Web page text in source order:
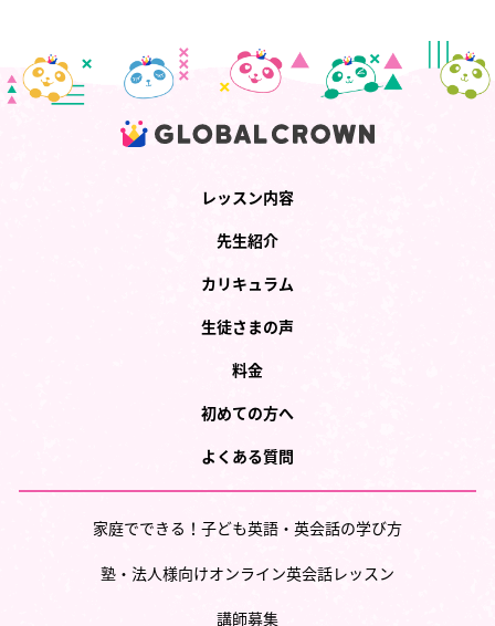
レッスン内容
先生紹介
カリキュラム
生徒さまの声
料金
初めての方へ
よくある質問
家庭でできる！子ども英語・英会話の学び方
塾・法人様向けオンライン英会話レッスン
講師募集